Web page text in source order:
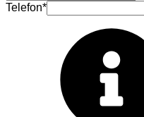
Telefon*